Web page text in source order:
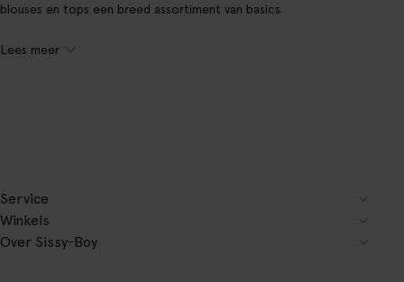
blouses en tops een breed assortiment van basics.
Lees meer
Service
Winkels
Over Sissy-Boy